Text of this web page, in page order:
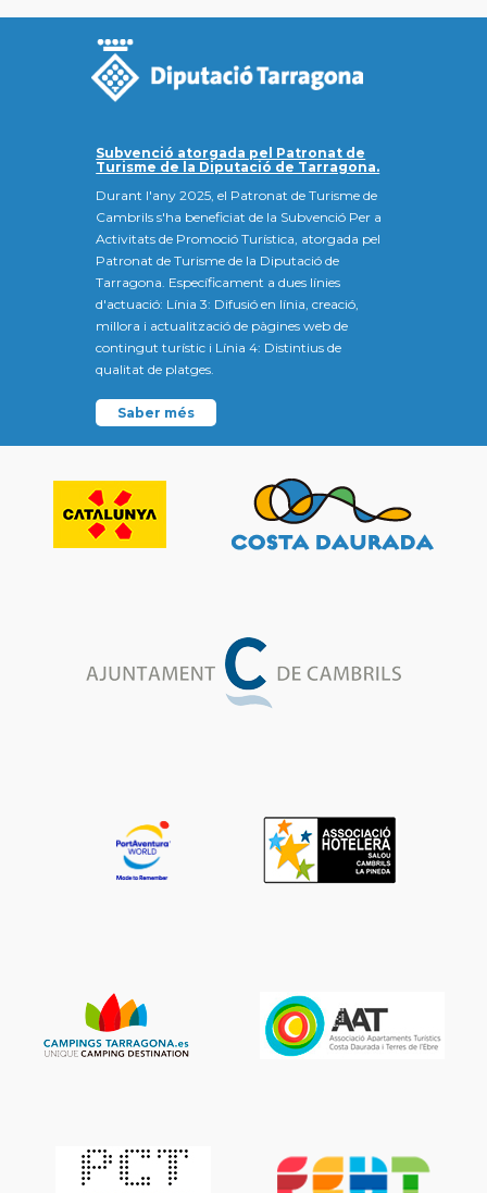
Subvenció atorgada pel Patronat de
Turisme de la Diputació de Tarragona.
Durant l'any 2025, el Patronat de Turisme de
Cambrils s'ha beneficiat de la Subvenció Per a
Activitats de Promoció Turística, atorgada pel
Patronat de Turisme de la Diputació de
Tarragona. Específicament a dues línies
d'actuació: Línia 3: Difusió en línia, creació,
millora i actualització de pàgines web de
contingut turístic i Línia 4: Distintius de
qualitat de platges.
Saber més